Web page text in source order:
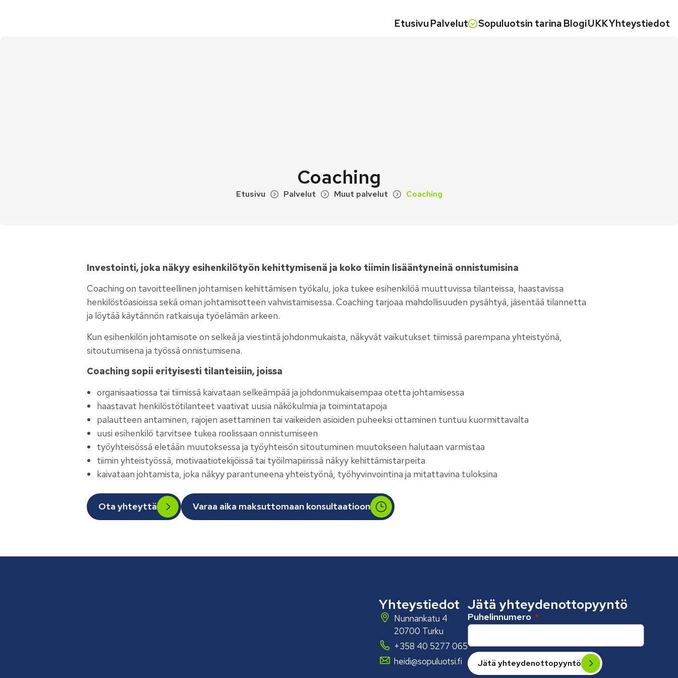
Etusivu Palvelut Sopuluotsin tarina BlogiUKKYhteystiedot
Coaching
Etusivu Palvelut Muut palvelut Coaching
Investointi, joka näkyy esihenkilötyön kehittymisenä ja koko tiimin lisääntyneinä onnistumisina
Coaching on tavoitteellinen johtamisen kehittämisen työkalu, joka tukee esihenkilöä muuttuvissa tilanteissa, haastavissa
henkilöstöasioissa sekä oman johtamisotteen vahvistamisessa. Coaching tarjoaa mahdollisuuden pysähtyä, jäsentää tilannetta
ja löytää käytännön ratkaisuja työelämän arkeen.
Kun esihenkilön johtamisote on selkeä ja viestintä johdonmukaista, näkyvät vaikutukset tiimissä parempana yhteistyönä,
sitoutumisena ja työssä onnistumisena.
Coaching sopii erityisesti tilanteisiin, joissa
organisaatiossa tai tiimissä kaivataan selkeämpää ja johdonmukaisempaa otetta johtamisessa
haastavat henkilöstötilanteet vaativat uusia näkökulmia ja toimintatapoja
palautteen antaminen, rajojen asettaminen tai vaikeiden asioiden puheeksi ottaminen tuntuu kuormittavalta
uusi esihenkilö tarvitsee tukea roolissaan onnistumiseen
työyhteisössä eletään muutoksessa ja työyhteisön sitoutuminen muutokseen halutaan varmistaa
tiimin yhteistyössä, motivaatiotekijöissä tai työilmapiirissä näkyy kehittämistarpeita
kaivataan johtamista, joka näkyy parantuneena yhteistyönä, työhyvinvointina ja mitattavina tuloksina
Ota yhteyttä Varaa aika maksuttomaan konsultaatioon
Yhteystiedot
Nunnankatu 4
20700 Turku
+358 40 5277 065
heidi@sopuluotsi.fi
Jätä yhteydenottopyyntö
Puhelinnumero
Jätä yhteydenottopyyntö